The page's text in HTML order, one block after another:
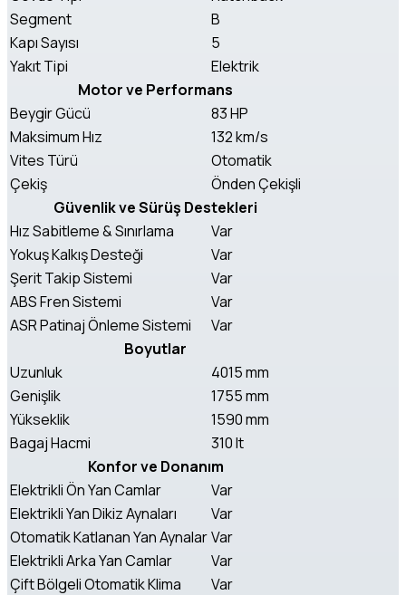
Segment
B
Kapı Sayısı
5
Yakıt Tipi
Elektrik
Motor ve Performans
Beygir Gücü
83 HP
Maksimum Hız
132 km/s
Vites Türü
Otomatik
Çekiş
Önden Çekişli
Güvenlik ve Sürüş Destekleri
Hız Sabitleme & Sınırlama
Var
Yokuş Kalkış Desteği
Var
Şerit Takip Sistemi
Var
ABS Fren Sistemi
Var
ASR Patinaj Önleme Sistemi
Var
Boyutlar
Uzunluk
4015 mm
Genişlik
1755 mm
Yükseklik
1590 mm
Bagaj Hacmi
310 lt
Konfor ve Donanım
Elektrikli Ön Yan Camlar
Var
Elektrikli Yan Dikiz Aynaları
Var
Otomatik Katlanan Yan AynalarVar
Elektrikli Arka Yan Camlar
Var
Çift Bölgeli Otomatik Klima
Var